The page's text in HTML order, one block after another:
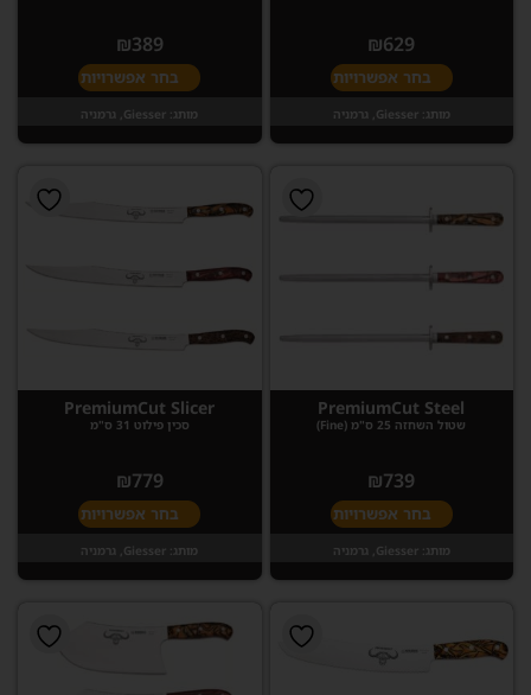
₪629
בחר אפשרויות
מותג:Giesser, גרמניה
₪389
בחר אפשרויות
מותג: Giesser, גרמניה
PremiumCut Steel
שטול השחזה 25 ס"מ (Fine)
₪739
בחר אפשרויות
מותג:Giesser, גרמניה
PremiumCut Slicer
סכין פילוט 31 ס"מ
₪779
בחר אפשרויות
מותג: Giesser, גרמניה